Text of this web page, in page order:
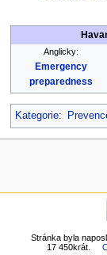
Anglicky:
Emergency
preparedness
Kategorie:
Stránka byla
17 450krát.